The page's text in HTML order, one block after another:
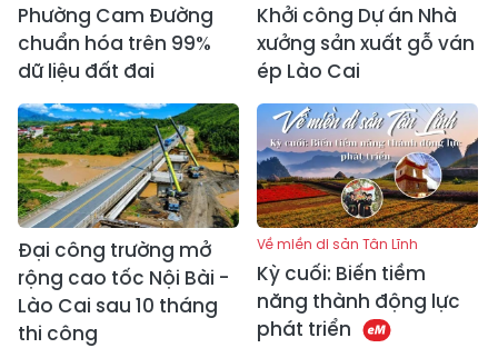
Phường Cam Đường
chuẩn hóa trên 99%
dữ liệu đất đai
Khởi công Dự án Nhà
xưởng sản xuất gỗ ván
ép Lào Cai
Đại công trường mở
rộng cao tốc Nội Bài -
Lào Cai sau 10 tháng
thi công
Về miền di sản Tân Lĩnh
Kỳ cuối: Biến tiềm
năng thành động lực
phát triển